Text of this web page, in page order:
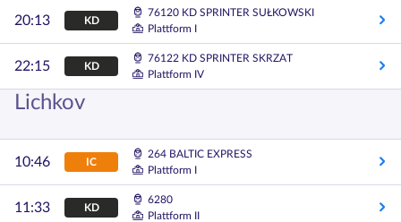
20:13 KD
76120 KD SPRINTER SUŁKOWSKI
Plattform I
22:15 KD
76122 KD SPRINTER SKRZAT
Plattform IV
Lichkov
10:46 IC
264 BALTIC EXPRESS
Plattform I
11:33 KD
6280
Plattform II